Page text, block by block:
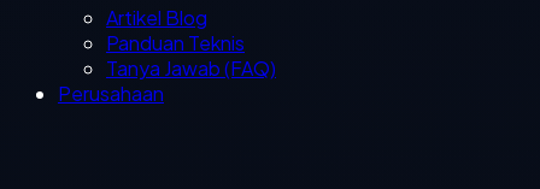
Artikel Blog
Panduan Teknis
Tanya Jawab (FAQ)
Perusahaan